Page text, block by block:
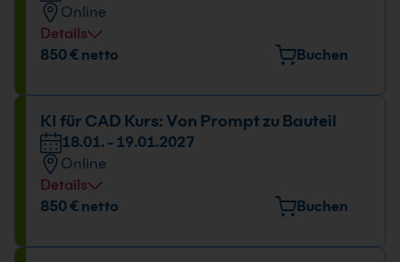
Online
Details
Datum und Uhrzeit
850 € netto Buchen
KI für CAD Kurs: Von Prompt zu Bauteil
18.01. - 19.01.2027
Online
Details
Datum und Uhrzeit
850 € netto Buchen